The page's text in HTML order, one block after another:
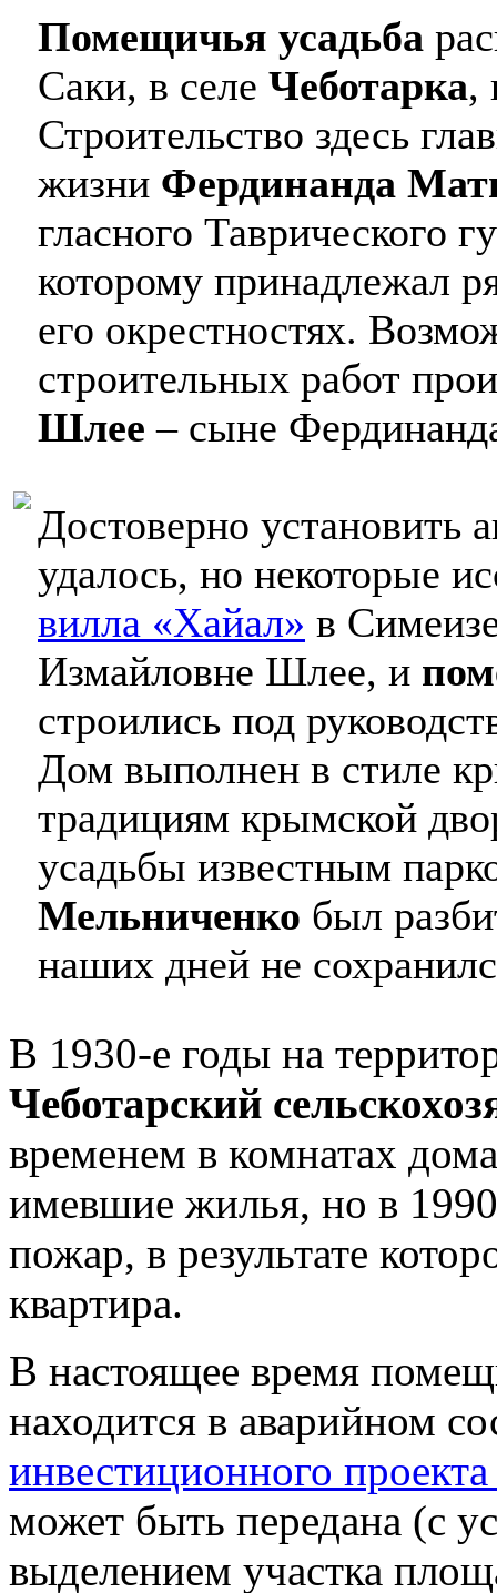
Помещичья усадьба
Саки, в селе Чеботарка,
Строительство здесь
жизни Фердинанда
гласного Таврического
которому принадлежал
его окрестностях.
строительных работ
Шлее – сыне
Достоверно установить
удалось, но некоторые
вилла «Хайал» в
Измайловне Шлее, и
строились под
Дом выполнен в стиле
традициям крымской
усадьбы известным
Мельниченко был
наших дней не
В 1930-е годы на
Чеботарский
временем в комнатах
имевшие жилья, но в
пожар, в результате
квартира.
В настоящее время
находится в аварийном
инвестиционного
может быть передана (с
выделением участка